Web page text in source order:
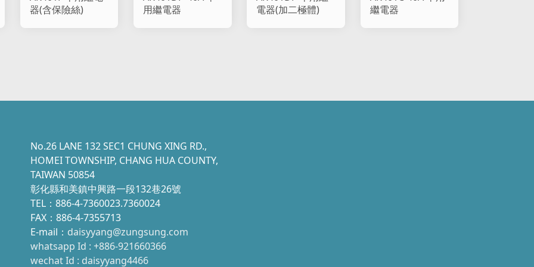
器(含保險絲)
用繼電器
電器(加二極體)
繼電器
No.26 LANE 132 SEC1 CHUNG XING RD.,
HOMEI TOWNSHIP, CHANG HUA COUNTY,
TAIWAN 50854
彰化縣和美鎮中興路一段132巷26號
TEL：886-4-7360023.7360024
FAX：886-4-7355713
E-mail： daisyyang@zungsung.com
whatsapp Id : +886-921660366
wechat Id : daisyyang4466